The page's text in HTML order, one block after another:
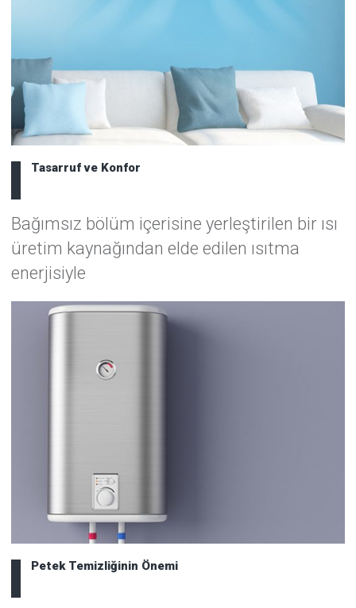
Tasarruf ve Konfor
Bağımsız bölüm içerisine yerleştirilen bir ısı
üretim kaynağından elde edilen ısıtma
enerjisiyle
Petek Temizliğinin Önemi